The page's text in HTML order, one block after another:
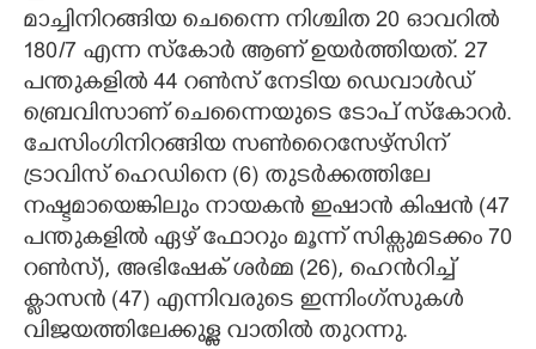
മാച്ചിനിറങ്ങിയ ചെന്നൈ നിശ്ചിത 20 ഓവറിൽ
180/7 എന്ന സ്കോർ ആണ് ഉയർത്തിയത്. 27
പന്തുകളിൽ 44 റൺസ് നേടിയ ഡെവാൾഡ്
ബ്രെവിസാണ് ചെന്നൈയുടെ ടോപ് സ്കോറർ.
ചേസിംഗിനിറങ്ങിയ സൺറൈസേഴ്സിന്
ട്രാവിസ് ഹെഡിനെ (6) തുടർക്കത്തിലേ
നഷ്ടമായെങ്കിലും നായകൻ ഇഷാൻ കിഷൻ (47
പന്തുകളിൽ ഏഴ് ഫോറും മൂന്ന് സിക്സുമടക്കം 70
റൺസ്), അഭിഷേക് ശർമ്മ (26), ഹെൻറിച്ച്
ക്ളാസൻ (47) എന്നിവരുടെ ഇന്നിംഗ്സുകൾ
വിജയത്തിലേക്കുള്ള വാതിൽ തുറന്നു.